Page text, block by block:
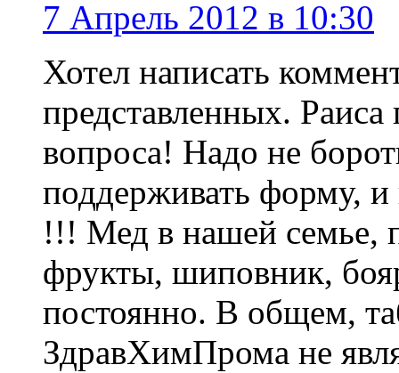
7 Апрель 2012 в 10:30
Хотел написать
представленных.
вопроса! Надо не
поддерживать форму, и
!!! Мед в нашей семье,
фрукты, шиповник,
постоянно. В общем,
ЗдравХимПрома не